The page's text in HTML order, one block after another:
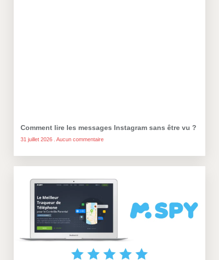
Comment lire les messages Instagram sans être vu ?
31 juillet 2026 Aucun commentaire